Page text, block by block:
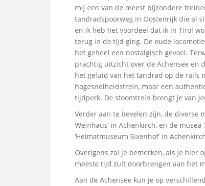
mij een van de meest bijzondere
tandradspoorweg in Oostenrijk die al
en ik heb het voordeel dat ik in Tirol
terug in de tijd ging. De oude
het geheel een nostalgisch gevoel.
prachtig uitzicht over de Achensee en
het geluid van het tandrad op de rails
hogesnelheidstrein, maar een
tijdperk. De stoomtrein brengt je van
Verder aan te bevelen zijn, de diverse
Weinhaus’ in Achenkirch, en de musea
‘Heimatmuseum Sixenhof’ in
Overigens zal je bemerken, als je hier
meeste tijd zult doorbrengen aan het
Aan de Achensee kun je op